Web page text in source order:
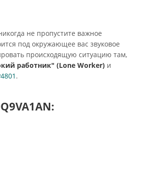
не пропустите важное
под окружающее вас звуковое
происходящую ситуацию там,
работник" (Lone Worker) и
.